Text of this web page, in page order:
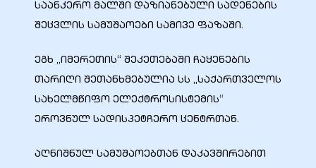
საანკერო მალში დაზიანებული სადენების
შეცვლის სამუშაოები სამივე ფაზაში.
ეგხ „იმერეთის“ შეკეთებაში ჩაყენების
თარიღი შეთანხმებულია სს „საქართველოს
სახელმწიფო ელექტროსისტემის“
ეროვნულ სადისპეტჩერო ცენტრთან.
აღნიშნულ სამუშაოებთან დაკავშირებით